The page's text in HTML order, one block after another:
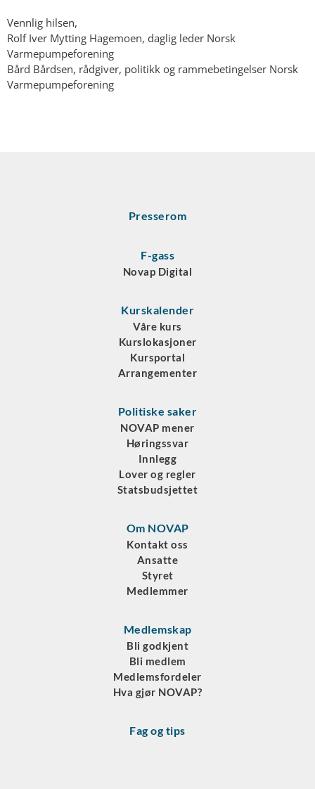
Vennlig hilsen,
Rolf Iver Mytting Hagemoen, daglig leder Norsk
Varmepumpeforening
Bård Bårdsen, rådgiver, politikk og rammebetingelser Norsk
Varmepumpeforening
Presserom
F-gass
Novap Digital
Kurskalender
Våre kurs
Kurslokasjoner
Kursportal
Arrangementer
Politiske saker
NOVAP mener
Høringssvar
Innlegg
Lover og regler
Statsbudsjettet
Om NOVAP
Kontakt oss
Ansatte
Styret
Medlemmer
Medlemskap
Bli godkjent
Bli medlem
Medlemsfordeler
Hva gjør NOVAP?
Fag og tips